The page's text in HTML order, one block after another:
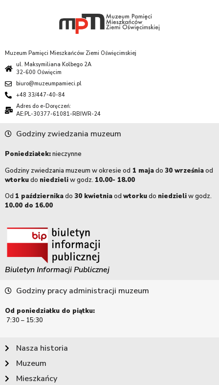
Muzeum Pamięci Mieszkańców Ziemi Oświęcimskiej
ul. Maksymiliana Kolbego 2A
32-600 Oświęcim
biuro@muzeumpamieci.pl
+48 33/447-40-84
Adres do e-Doręczeń:
AE:PL-30377-61081-RBIWR-24
Godziny zwiedzania muzeum
Poniedziałek:nieczynne
Godziny zwiedzania muzeum w okresie od 1 majado 30 wrześniaod
wtorkudo niedzieliw godz. 10.00- 18.00
Od 1 październikado 30 kwietniaod wtorkudo niedzieliw godz.
10.00 do 16.00
Biuletyn Informacji Publicznej
Godziny pracy administracji muzeum
Od poniedziałku do piątku:
7:30 – 15:30
Nasza historia
Muzeum
Mieszkańcy